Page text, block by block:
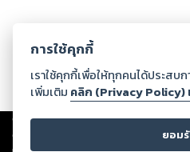
เมื่อสาวที่อัลแบร์โต้ต้องตาต้องใจ
มาเฟียหนุ่มจึงต้องยื่นมือเข้ามาช่
แต่ไหนๆ ก็มีโอกาสได้ใช้เวลาอยู่
เรื่องอะไรเขาจะยอมปล่อยให้เวลาผ่
งานนี้จึงต้องใช้เวลาให้คุ้ม เพื่อทำใ
Copyright ©2026Storylog Co., Ltd.
ต่อผลงานหรือเนื้อหาใดที่อัปโหลดผ่านเว็บไ
การใช้คุกกี้
เราใช้คุกกี้เพื่อให้ทุกคนได้ประสบ
เพิ่มเติม คลิก (Privacy Policy)
ยอม